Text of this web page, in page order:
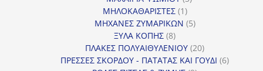
ΜΗΛΟΚΑΘΑΡΙΣΤΕΣ 11
προϊόν
ΜΗΧΑΝΕΣ ΖΥΜΑΡΙΚΩΝ 55
ΞΥΛΑ ΚΟΠΗΣ 88
προϊόντα
ΠΛΑΚΕΣ ΠΟΛΥΑΙΘΥΛΕΝΙΟΥ 2020
προϊόντα
ΠΡΕΣΣΕΣ ΣΚΟΡΔΟΥ - ΠΑΤΑΤΑΣ ΚΑΙ ΓΟΥΔΙ 66